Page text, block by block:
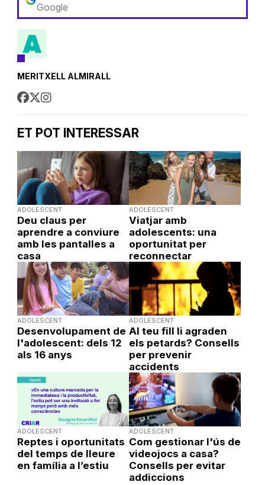
Google
MERITXELL ALMIRALL
ET POT INTERESSAR
ADOLESCENT
Deu claus per
aprendre a conviure
amb les pantalles a
casa
ADOLESCENT
Viatjar amb
adolescents: una
oportunitat per
reconnectar
ADOLESCENT
Desenvolupament de
l'adolescent: dels 12
als 16 anys
ADOLESCENT
Al teu fill li agraden
els petards? Consells
per prevenir
accidents
ADOLESCENT
Reptes i oportunitats
del temps de lleure
en família a l’estiu
ADOLESCENT
Com gestionar l'ús de
videojocs a casa?
Consells per evitar
addiccions